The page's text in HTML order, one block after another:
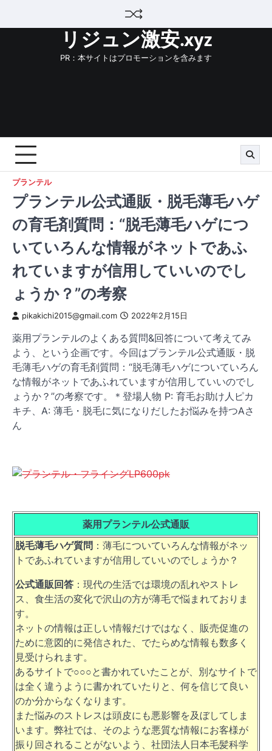
リジュン激安.xyz
PR：本サイトはプロモーションを含みます
プランテル
プランテル公式通販・脱毛薄毛ハゲ
の育毛剤質問：“脱毛薄毛ハゲにつ
いていろんな情報がネットであふ
れていますが信用していいのでし
ょうか？”の考察
pikakichi2015@gmail.com 2022年2月15日
薬用プランテルのよくある質問&回答について考えてみ
よう、という企画です。今回はプランテル公式通販・脱
毛薄毛ハゲの育毛剤質問：“脱毛薄毛ハゲについていろん
な情報がネットであふれていますが信用していいのでし
ょうか？”の考察です。＊登場人物 P: 育毛お助け人ピカ
キチ、A: 薄毛・脱毛に気になりだしたお悩みを持つAさ
ん
薬用プランテル公式通販
脱毛薄毛ハゲ質問 ：薄毛についていろんな情報がネッ
トであふれていますが信用していいのでしょうか？
公式通販回答 ：現代の生活では環境の乱れやストレ
ス、食生活の変化で沢山の方が薄毛で悩まれておりま
す。
ネットの情報は正しい情報だけではなく、販売促進の
ために意図的に発信された、でたらめな情報も数多く
見受けられます。
あるサイトで○○○と書かれていたことが、別なサイトで
は全く違うように書かれていたりと、何を信じて良い
のか分からなくなります。
また悩みのストレスは頭皮にも悪影響を及ぼしてしま
います。弊社では、そのような悪質な情報にお客様が
振り回されることがないよう、社団法人日本毛髪科学